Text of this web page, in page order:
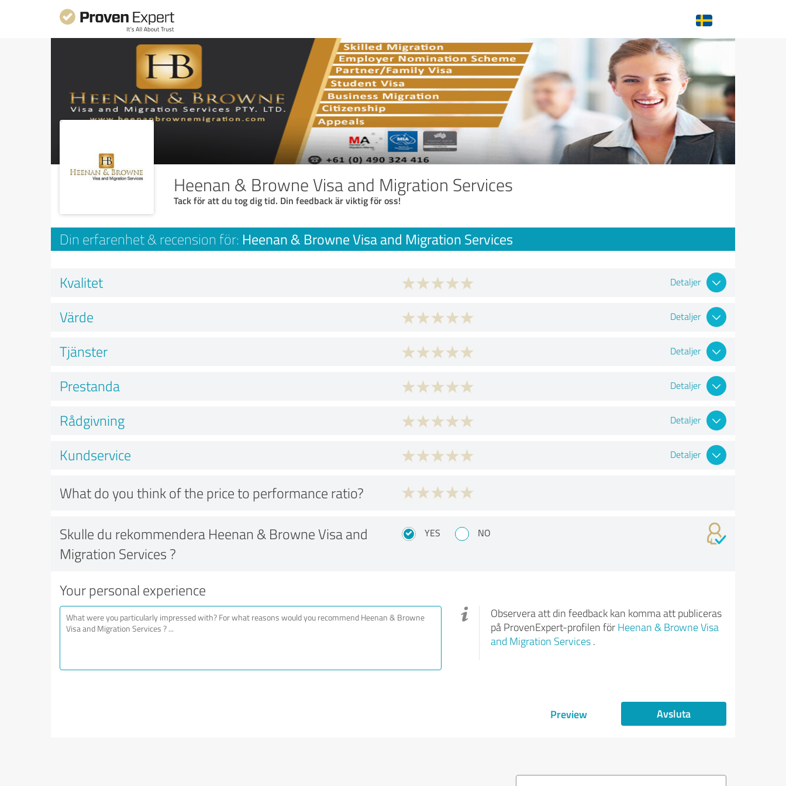
Heenan & Browne Visa and Migration Services
Tack för att du tog dig tid. Din feedback är viktig för oss!
Din erfarenhet & recension för: Heenan & Browne Visa and Migration Services
Kvalitet Detaljer
Värde Detaljer
Tjänster Detaljer
Prestanda Detaljer
Rådgivning Detaljer
Kundservice Detaljer
What do you think of the price to performance ratio?
Skulle du rekommendera Heenan & Browne Visa and
Migration Services ?
YES NO
Your personal experience
Observera att din feedback kan komma att publiceras
på ProvenExpert-profilen för Heenan & Browne Visa
and Migration Services.
Preview Avsluta